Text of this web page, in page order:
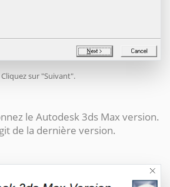
Cliquez sur "Suivant".
le Autodesk 3ds Max version.
de la dernière version.